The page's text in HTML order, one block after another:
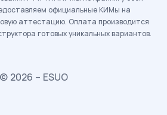
официальные КИМы на
аттестацию. Оплата производится
готовых уникальных вариантов.
© 2026 – ESUO